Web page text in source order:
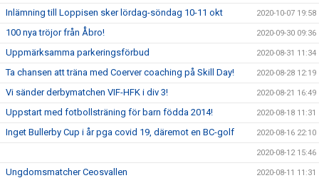
Inlämning till Loppisen sker lördag-söndag 10-11 okt 2020-10-07 19:58
100 nya tröjor från Åbro! 2020-09-30 09:36
Uppmärksamma parkeringsförbud 2020-08-31 11:34
Ta chansen att träna med Coerver coaching på Skill Day! 2020-08-28 12:19
Vi sänder derbymatchen VIF-HFK i div 3! 2020-08-21 16:49
Uppstart med fotbollsträning för barn födda 2014! 2020-08-18 11:31
Inget Bullerby Cup i år pga covid 19, däremot en BC-golf 2020-08-16 22:10
2020-08-12 15:46
Ungdomsmatcher Ceosvallen 2020-08-11 11:31